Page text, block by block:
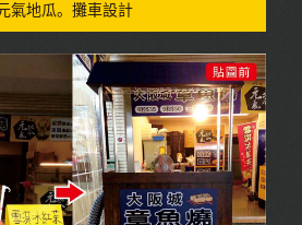
氣地瓜。攤車設計